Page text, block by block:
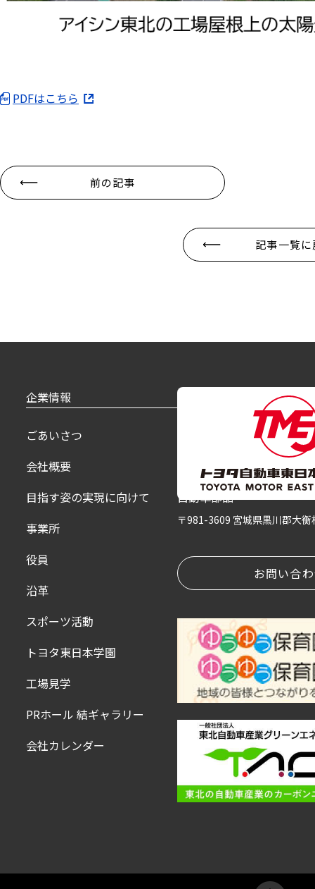
PDFはこちら
前の記事
記事一覧
企業情報
ごあいさつ
会社概要
目指す姿の実現に向けて
事業所
役員
沿革
スポーツ活動
トヨタ東日本学園
工場見学
PRホール 結ギャラリー
会社カレンダー
製品紹介
福祉車
自動車部品
〒981-3609 宮城県黒川郡大
お問い合